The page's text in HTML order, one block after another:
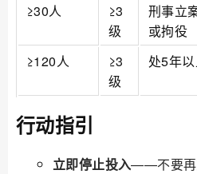
≥30人
≥3
级
刑事立
或拘役
≥120人
≥3
级
处5年
行动指引
立即停止投入——不要再